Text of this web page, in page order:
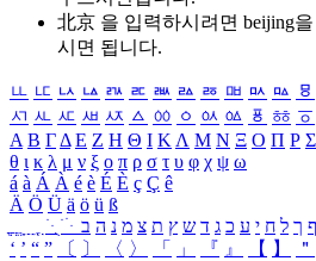
北京 을 입력하시려면 beijing
시면 됩니다.
ㅥ ㅦ ㅧ ㅨ ㅩ ㅪ ㅫ ㅬ ㅭ ㅮ ㅯ ㅰ ㅱ
ㅺ ㅻ ㅼ ㅽ ㅾ ㅿ ㆀ ㆁ ㆂ ㆃ ㆄ ㆅ ㆆ
Α Β ΓΔ Ε Ζ Η Θ Ι ΚΛ Μ Ν Ξ Ο Π Ρ Σ
θ ι κ λ μ ν ξ ο π ρ σ τ υ φ χ ψ ω
á à Á À é è É È ç Ç ê
Ä Ö Ü ä ö ü ß
ִֶֹ ֻּ ׁׂ ף ך ל ח י ע כ ג ד ש ץ ת צ מ נ ה ב
‘ ’ “ ” 〔 〕 〈 〉 「 」 『 』 【 】 ＂